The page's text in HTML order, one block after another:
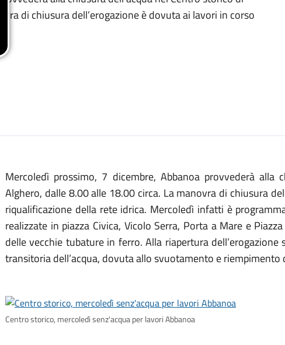
di chiusura dell’erogazione è dovuta ai lavori in corso
Mercoledì prossimo, 7 dicembre, Abbanoa provvederà alla
Alghero, dalle 8.00 alle 18.00 circa. La manovra di chiusura
riqualificazione della rete idrica. Mercoledì infatti è
realizzate in piazza Civica, Vicolo Serra, Porta a Mare e
delle vecchie tubature in ferro. Alla riapertura
transitoria dell’acqua, dovuta allo svuotamento e riempimento
Centro storico, mercoledì senz'acqua per lavori Abbanoa